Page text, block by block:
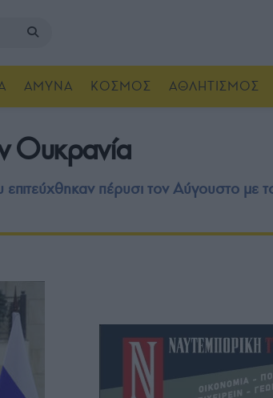
ΑΜΥΝΑ ΚΟΣΜΟΣ ΑΘΛΗΤΙΣΜΟΣ
Ουκρανία
πέρυσι τον Αύγουστο με